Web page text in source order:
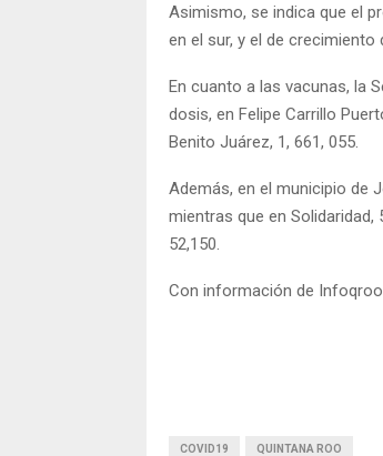
Asimismo, se indica que el
en el sur, y el de crecimiento
En cuanto a las vacunas, la
dosis, en Felipe Carrillo
Benito Juárez, 1, 661, 055.
Además, en el municipio de
mientras que en Solidaridad,
52,150.
Con información de Infoqroo.
COVID19 QUINTANA ROO